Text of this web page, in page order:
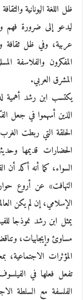
ظل اللغة اليونانية
ليدعو إلى ضرورة فهم
عربية، وفي ظل ثقافة
المفكرون والفلاسفة
المشرق العربي.
يكتسب ابن رشد أهمية
الذين أسهموا في جعل
الحلقة التي ربطت الغرب
الحضارات قديمها
السواء، كما أنه أكد
التهافت» عن أروع
الإسلامي، إن لم يكن
يمثل ابن رشد نموذجا
مساوئ وإيجابيات،
المؤثرات الاجتماعية،
تفعل فعلها في
الفلسفة مع السلطة